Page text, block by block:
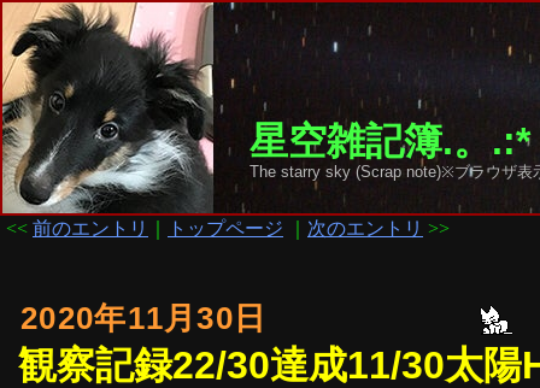
星空雑記簿.。
The starry sky (Scrap note)※ブラウザ
<< 前のエントリ トップページ 次のエントリ >>
2020年11月30日
観察記録22/30達成11/30太陽